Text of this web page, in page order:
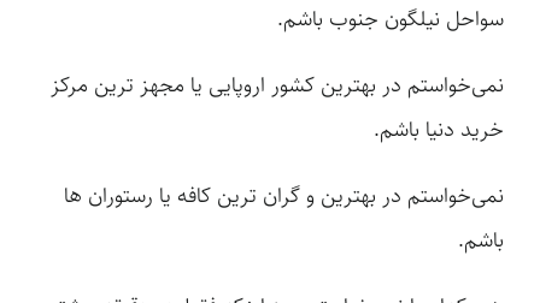
سواحل نیلگون جنوب باشم.
نمی‌خواستم در بهترین کشور اروپایی یا مجهز ترین مرکز
خرید دنیا باشم.
نمی‌خواستم در بهترین و گران ترین کافه یا رستوران ها
باشم.